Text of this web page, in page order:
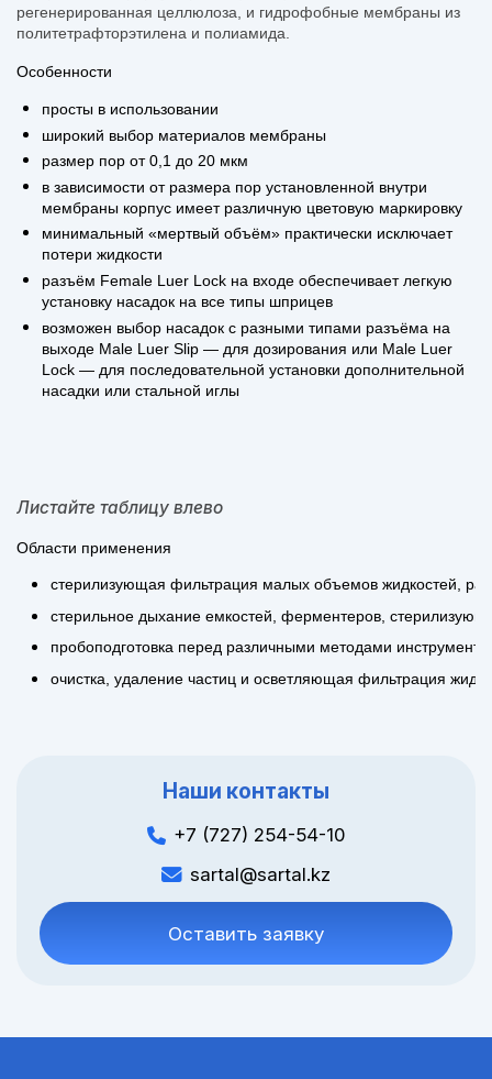
регенерированная целлюлоза, и гидрофобные мембраны из
политетрафторэтилена и полиамида.
Особенности
просты в использовании
широкий выбор материалов мембраны
размер пор от 0,1 до 20 мкм
в зависимости от размера пор установленной внутри
мембраны корпус имеет различную цветовую маркировку
минимальный «мертвый объём» практически исключает
потери жидкости
разъём Female Luer Lock на входе обеспечивает легкую
установку насадок на все типы шприцев
возможен выбор насадок с разными типами разъёма на
выходе Male Luer Slip — для дозирования или Male Luer
Lock — для последовательной установки дополнительной
насадки или стальной иглы
Листайте таблицу влево
Области применения
стерилизующая фильтрация малых объемов жидкостей,
стерильное дыхание емкостей, ферментеров,
пробоподготовка перед различными методами
очистка, удаление частиц и осветляющая фильтрация
Наши контакты
+7 (727) 254-54-10
sartal@sartal.kz
Оставить заявку